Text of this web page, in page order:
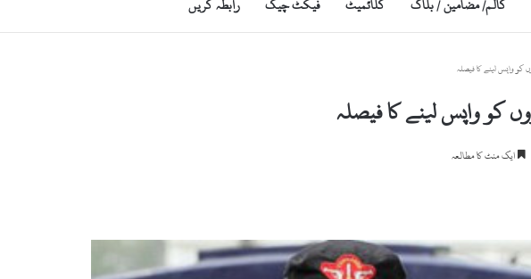
کالم/ مضامین / بلاگ کلائمیٹ فیکٹ چیک رابطہ کریں
ایک منٹ کا مطالعہ